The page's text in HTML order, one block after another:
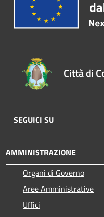
Città di
SEGUICI SU
AMMINISTRAZIONE
Organi di Governo
Aree Amministrative
Uffici